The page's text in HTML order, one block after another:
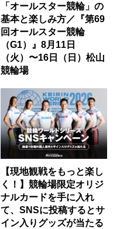
「オールスター競輪」の
基本と楽しみ方／『第69
回オールスター競輪
（G1）』8月11日
（火）〜16日（日）松山
競輪場
【現地観戦をもっと楽し
く！】競輪場限定オリジ
ナルカードを手に入れ
て、SNSに投稿するとサ
イン入りグッズが当たる